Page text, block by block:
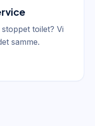
toilet? Vi
samme.